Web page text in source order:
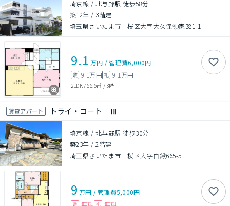
埼京線 / 北与野駅 徒歩58分
築12年 / 3階建
埼玉県さいたま市 桜区大字大久保領家381-1
9.1 万円 /管理費6,000円
敷 9.1万円礼 9.1万円
2LDK/55.5㎡ /3階
賃貸アパート トライ・コート Ⅲ
埼京線 / 北与野駅 徒歩30分
築23年 /2階建
埼玉県さいたま市 桜区大字白鍬665-5
9 万円 /管理費5,000円
敷 無料 礼 無料